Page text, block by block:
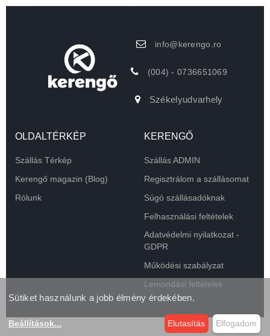
info@kerengo.ro
(004) - 0736651069
Székelyudvarhely
OLDALTÉRKÉP
Szállás Térkép
Kerengő magazin (Blog)
Rólunk
KERENGŐ
Szállás ADMIN
Regisztrálom a szállásomat
Súgó szállásadóknak
Felhasználási feltételek
Adatvédelmi nyilatkozat -
GDPR
Működési szabályzat
Lemondási feltételek
Sütiket használunk a jobb élmény érdekében.
Beállítások... Elutasítás Elfogadom